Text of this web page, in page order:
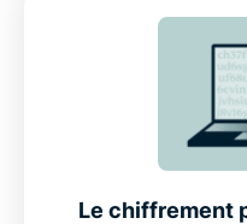
Le chiffrement